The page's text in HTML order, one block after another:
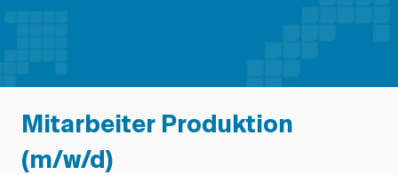
Mitarbeiter Produktion
(m/w/d)